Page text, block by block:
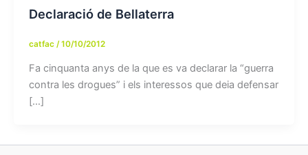
Declaració de Bellaterra
catfac /10/10/2012
Fa cinquanta anys de la que es va declarar la “guerra
contra les drogues” i els interessos que deia defensar
[…]